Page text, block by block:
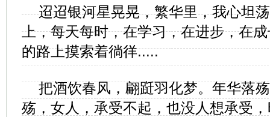
迢迢银河星晃晃，繁华里，我心坦
上，每天每时，在学习，在进步，在
的路上摸索着徜徉.....
把酒饮春风，翩跹羽化梦。年华落
殇，女人，承受不起，也没人想承受